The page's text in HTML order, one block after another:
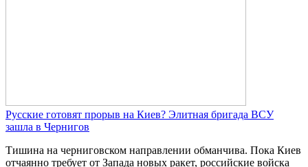
Русские готовят прорыв на Киев? Элитная бригада ВСУ
зашла в Чернигов
Тишина на черниговском направлении обманчива. Пока Киев
отчаянно требует от Запада новых ракет, российские войска